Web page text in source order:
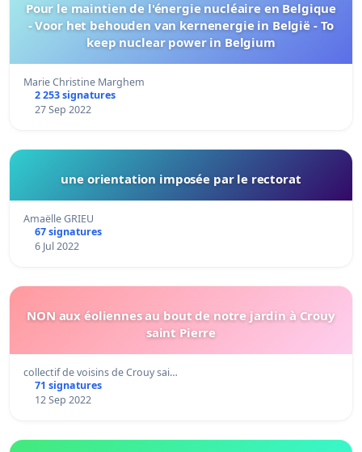
Pour le maintien de l'énergie nucléaire en Belgique
- Voor het behouden van kernenergie in België - To
keep nuclear power in Belgium
Marie Christine Marghem
2 253 signatures
27 Sep 2022
une orientation imposée par le rectorat
Amaëlle GRIEU
67 signatures
6 Jul 2022
NON aux éoliennes au bout de notre jardin à Crouy
saint Pierre
collectif de voisins de Crouy sai…
71 signatures
12 Sep 2022